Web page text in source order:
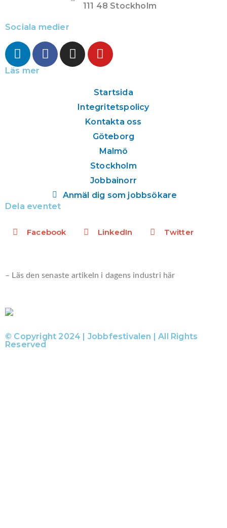
111 48 Stockholm
Sociala medier
L
i
n
F
a
I
n
g
Y
o
u
b
e
Läs mer
Startsida
Integritetspolicy
Kontakta oss
Göteborg
Malmö
Stockholm
Jobbainorr
Anmäl dig som jobbsökare
Dela eventet
Facebook LinkedIn Twitter
– Läs den senaste artikeln i dagens industri här
© Copyright 2024 | Jobbfestivalen | All Rights
Reserved